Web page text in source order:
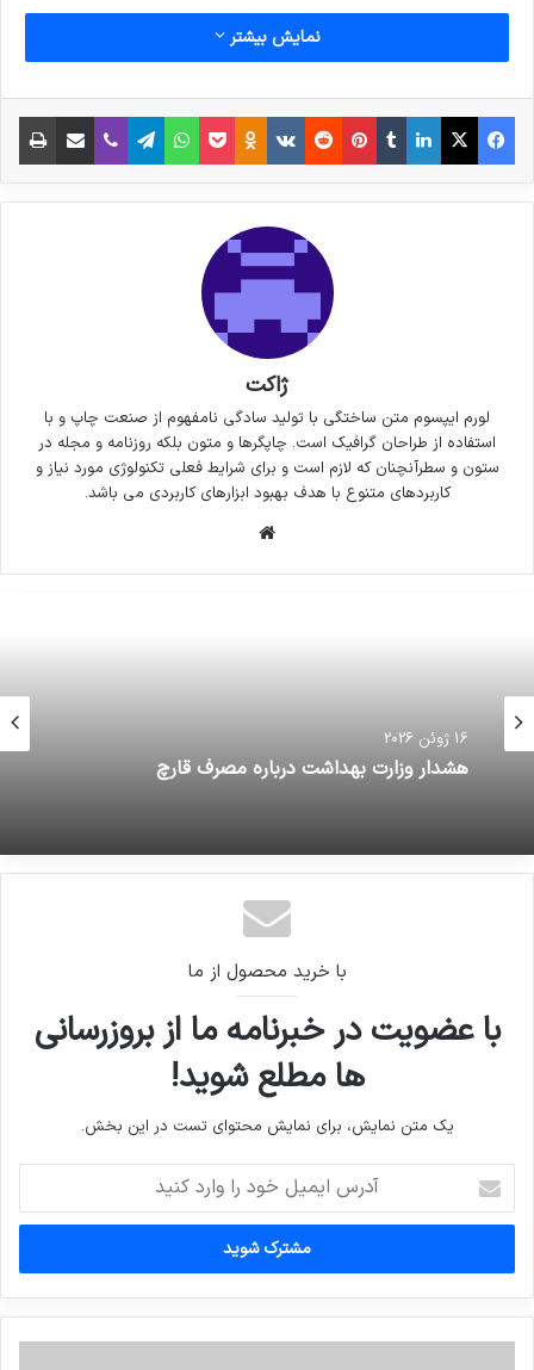
نمایش بیشتر
فیس بوک X لینکدین
‫تامبلر‫پین‌ترست
‫رددیت‫VKontakte
‫Odnoklassniki
پاکتواتس آپ تلگراموایبر اشتراک گذاری از طریق ایمیل
ژاکت
لورم ایپسوم متن ساختگی با تولید سادگی نامفهوم از صنعت چاپ و با
استفاده از طراحان گرافیک است. چاپگرها و متون بلکه روزنامه و مجله در
ستون و سطرآنچنان که لازم است و برای شرایط فعلی تکنولوژی مورد نیاز و
کاربردهای متنوع با هدف بهبود ابزارهای کاربردی می باشد.
16 ژوئن 2026
هشدار وزارت بهداشت درباره مصرف قارچ
16 ژوئن 2026
زمین‌لرزه ای به بزرگی 4.1 حوالی دهرم در استان
با خرید محصول از ما
با عضویت در خبرنامه ما از بروزرسانی
ها مطلع شوید!
یک متن نمایش، برای نمایش محتوای تست در این بخش.
ایمیل
خود
وارد
کنید